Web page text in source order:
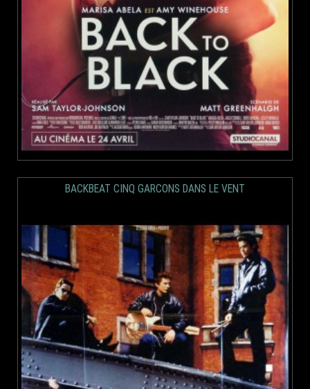
BACKBEAT CINQ GARCONS DANS LE VENT